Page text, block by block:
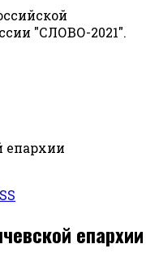
"СЛОВО-2021".
епархии
епархии